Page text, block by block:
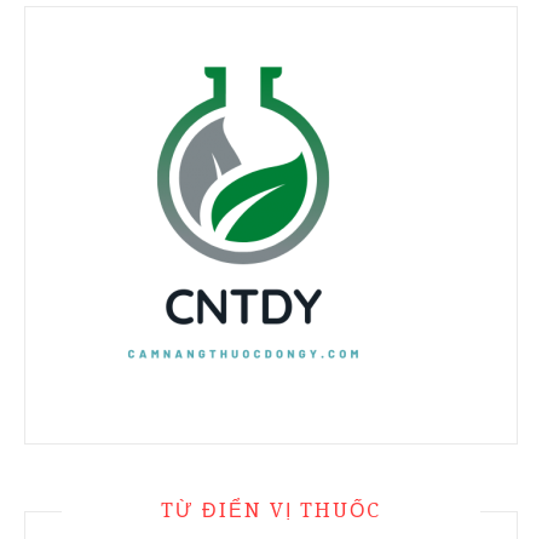
TỪ ĐIỂN VỊ THUỐC